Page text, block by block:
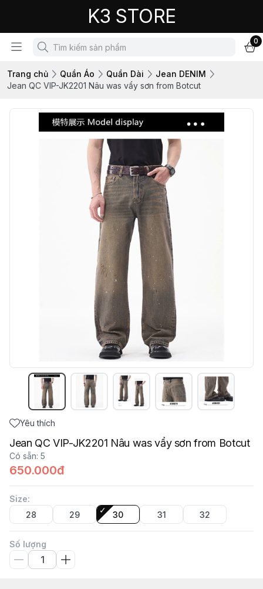
K3 STORE
0
Trang chủ Quần Áo Quần Dài
Jean DENIM
Jean QC VIP-JK2201 Nâu was vẩy sơn from Botcut
Yêu thích
Jean QC VIP-JK2201 Nâu was vẩy sơn from Botcut
Có sẵn: 5
650.000đ
Size:
28
29 30 31 32
Số lượng